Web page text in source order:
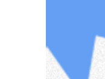
验证真伪